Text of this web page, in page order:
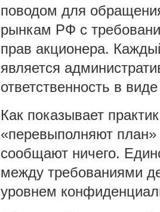
поводом для
рынкам РФ с
прав акционера.
является
ответственность в
Как показывает
«перевыполняют
сообщают ничего.
между требованиями
уровнем